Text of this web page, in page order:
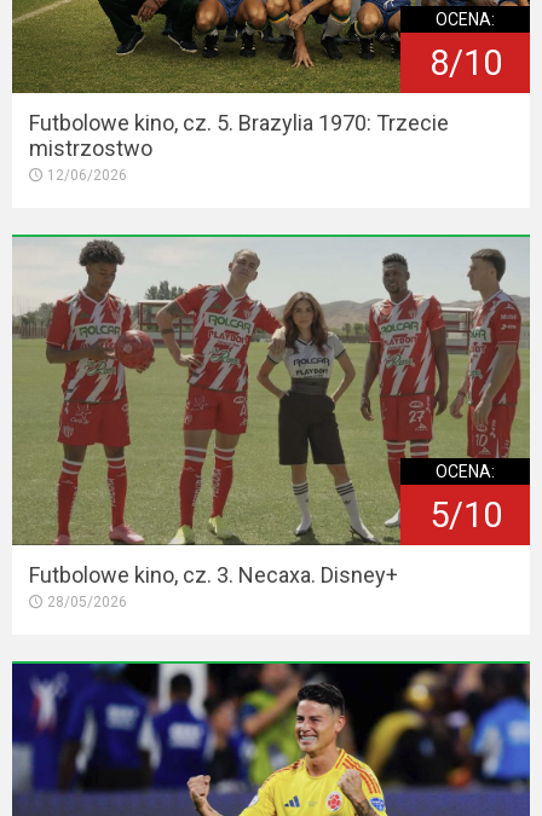
OCENA:
8/10
Futbolowe kino, cz. 5. Brazylia 1970: Trzecie
mistrzostwo
12/06/2026
OCENA:
5/10
Futbolowe kino, cz. 3. Necaxa. Disney+
28/05/2026